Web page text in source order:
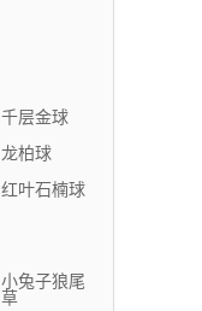
千层金球
龙柏球
红叶石楠球
小兔子狼尾
草